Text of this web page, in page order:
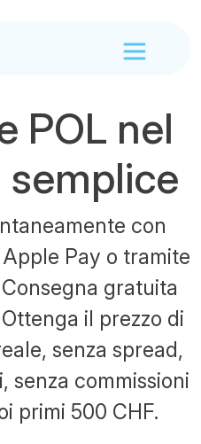
POL nel
con
Pay o tramite
gratuita
il prezzo di
senza spread,
senza commissioni
primi 500 CHF.